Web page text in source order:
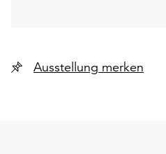
Ausstellung merken